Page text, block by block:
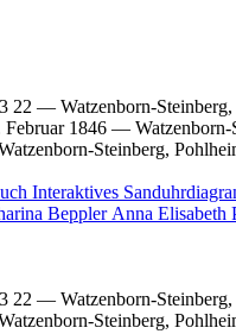
22 — Watzenborn-
Februar 1846 —
Steinberg,
Interaktives
Beppler Anna Elisabeth
22 — Watzenborn-
Steinberg,